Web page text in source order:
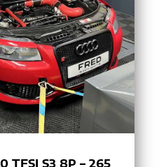
TFSI S3 8P – 265